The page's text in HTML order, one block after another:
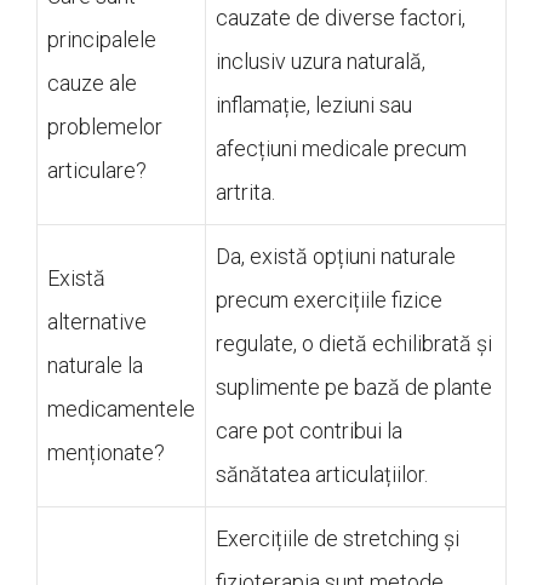
principalele
cauze ale
problemelor
articulare?
cauzate de diverse factori,
inclusiv uzura naturală,
inflamație, leziuni sau
afecțiuni medicale precum
artrita.
Există
alternative
naturale la
medicamentele
menționate?
Da, există opțiuni naturale
precum exercițiile fizice
regulate, o dietă echilibrată și
suplimente pe bază de plante
care pot contribui la
sănătatea articulațiilor.
Exercițiile de stretching și